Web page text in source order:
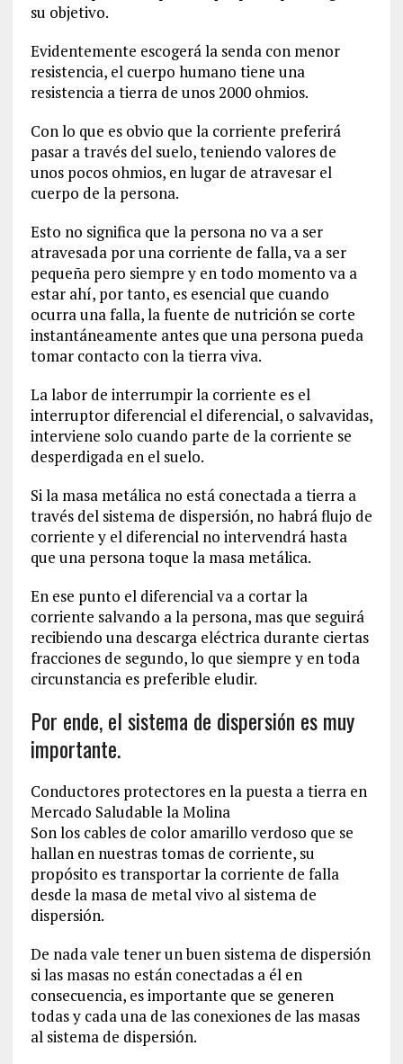
su objetivo.
Evidentemente escogerá la senda con menor
resistencia, el cuerpo humano tiene una
resistencia a tierra de unos 2000 ohmios.
Con lo que es obvio que la corriente preferirá
pasar a través del suelo, teniendo valores de
unos pocos ohmios, en lugar de atravesar el
cuerpo de la persona.
Esto no significa que la persona no va a ser
atravesada por una corriente de falla, va a ser
pequeña pero siempre y en todo momento va a
estar ahí, por tanto, es esencial que cuando
ocurra una falla, la fuente de nutrición se corte
instantáneamente antes que una persona pueda
tomar contacto con la tierra viva.
La labor de interrumpir la corriente es el
interruptor diferencial el diferencial, o salvavidas,
interviene solo cuando parte de la corriente se
desperdigada en el suelo.
Si la masa metálica no está conectada a tierra a
través del sistema de dispersión, no habrá flujo de
corriente y el diferencial no intervendrá hasta
que una persona toque la masa metálica.
En ese punto el diferencial va a cortar la
corriente salvando a la persona, mas que seguirá
recibiendo una descarga eléctrica durante ciertas
fracciones de segundo, lo que siempre y en toda
circunstancia es preferible eludir.
Por ende, el sistema de dispersión es muy
importante.
Conductores protectores en la puesta a tierra en
Mercado Saludable la Molina
Son los cables de color amarillo verdoso que se
hallan en nuestras tomas de corriente, su
propósito es transportar la corriente de falla
desde la masa de metal vivo al sistema de
dispersión.
De nada vale tener un buen sistema de dispersión
si las masas no están conectadas a él en
consecuencia, es importante que se generen
todas y cada una de las conexiones de las masas
al sistema de dispersión.